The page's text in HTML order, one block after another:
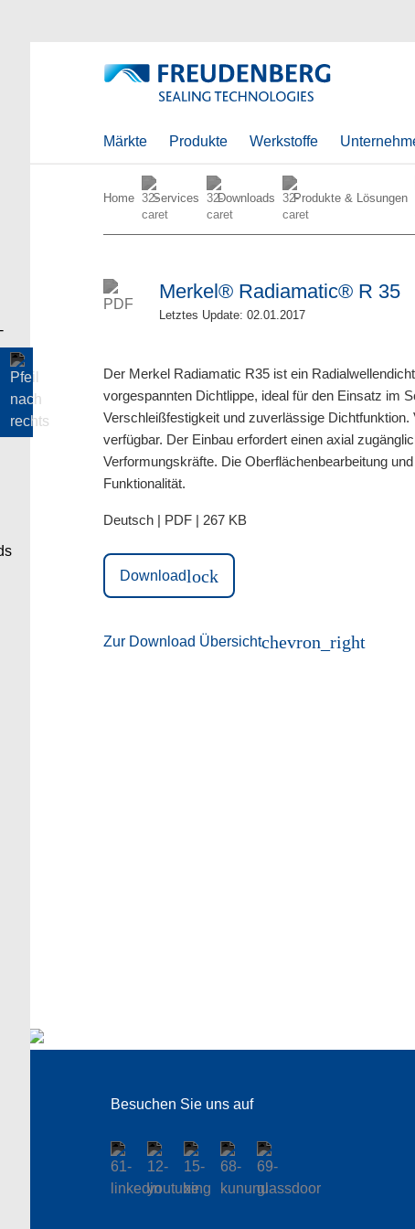
Märkte Produkte Werkstoffe
Home Services Downloads Produkte & Lösungen
Merkel® Radiamatic® R 35
Letztes Update: 02.01.2017
Der Merkel Radiamatic R35 ist ein
vorgespannten Dichtlippe, ideal für den Einsatz im
Verschleißfestigkeit und zuverlässige
verfügbar. Der Einbau erfordert einen axial
Verformungskräfte. Die Oberflächenbearbeitung
Funktionalität.
Deutsch | PDF | 267 KB
Downloadlock
Zur Download Übersichtchevron_right
Besuchen Sie uns auf